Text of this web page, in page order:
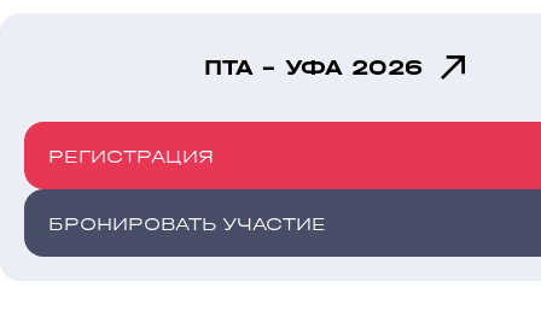
ПТА - УФА 2026
РЕГИСТРАЦИЯ
БРОНИРОВАТЬ УЧАСТИЕ